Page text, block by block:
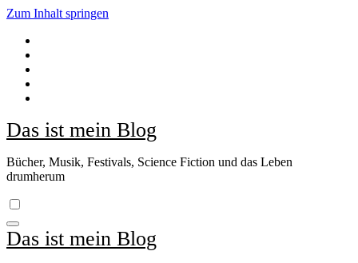
Zum Inhalt springen
Das ist mein Blog
Bücher, Musik, Festivals, Science Fiction und das Leben
drumherum
Das ist mein Blog